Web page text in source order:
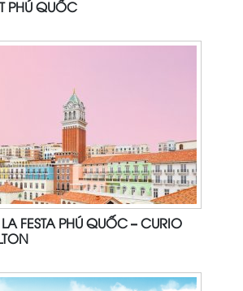
PHÚ QUỐC
FESTA PHÚ QUỐC – CURIO